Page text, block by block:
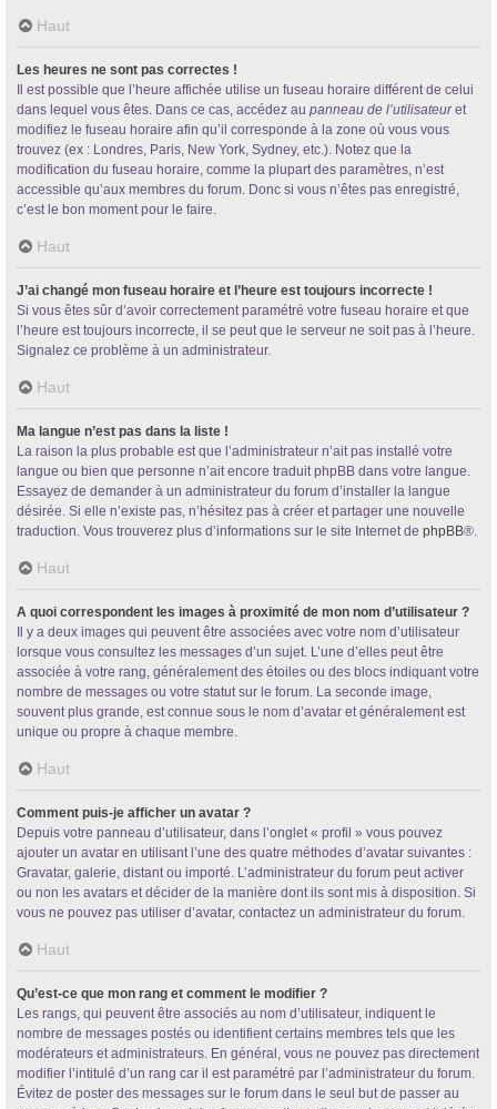
Haut
Les heures ne sont pas correctes !
Il est possible que l’heure affichée utilise un fuseau horaire différent de celui
dans lequel vous êtes. Dans ce cas, accédez au panneau de l’utilisateuret
modifiez le fuseau horaire afin qu’il corresponde à la zone où vous vous
trouvez (ex : Londres, Paris, New York, Sydney, etc.). Notez que la
modification du fuseau horaire, comme la plupart des paramètres, n’est
accessible qu’aux membres du forum. Donc si vous n’êtes pas enregistré,
c’est le bon moment pour le faire.
Haut
J’ai changé mon fuseau horaire et l’heure est toujours incorrecte !
Si vous êtes sûr d’avoir correctement paramétré votre fuseau horaire et que
l’heure est toujours incorrecte, il se peut que le serveur ne soit pas à l’heure.
Signalez ce problème à un administrateur.
Haut
Ma langue n’est pas dans la liste !
La raison la plus probable est que l’administrateur n’ait pas installé votre
langue ou bien que personne n’ait encore traduit phpBB dans votre langue.
Essayez de demander à un administrateur du forum d’installer la langue
désirée. Si elle n’existe pas, n’hésitez pas à créer et partager une nouvelle
traduction. Vous trouverez plus d’informations sur le site Internet de phpBB®.
Haut
A quoi correspondent les images à proximité de mon nom d’utilisateur ?
Il y a deux images qui peuvent être associées avec votre nom d’utilisateur
lorsque vous consultez les messages d’un sujet. L’une d’elles peut être
associée à votre rang, généralement des étoiles ou des blocs indiquant votre
nombre de messages ou votre statut sur le forum. La seconde image,
souvent plus grande, est connue sous le nom d’avatar et généralement est
unique ou propre à chaque membre.
Haut
Comment puis-je afficher un avatar ?
Depuis votre panneau d’utilisateur, dans l’onglet « profil » vous pouvez
ajouter un avatar en utilisant l’une des quatre méthodes d’avatar suivantes :
Gravatar, galerie, distant ou importé. L’administrateur du forum peut activer
ou non les avatars et décider de la manière dont ils sont mis à disposition. Si
vous ne pouvez pas utiliser d’avatar, contactez un administrateur du forum.
Haut
Qu’est-ce que mon rang et comment le modifier ?
Les rangs, qui peuvent être associés au nom d’utilisateur, indiquent le
nombre de messages postés ou identifient certains membres tels que les
modérateurs et administrateurs. En général, vous ne pouvez pas directement
modifier l’intitulé d’un rang car il est paramétré par l’administrateur du forum.
Évitez de poster des messages sur le forum dans le seul but de passer au